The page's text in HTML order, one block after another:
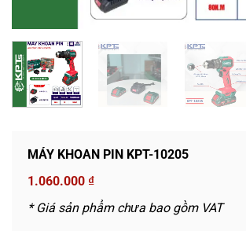
MÁY KHOAN PIN KPT-10205
1.060.000 ₫
* Giá sản phẩm chưa bao gồm VAT